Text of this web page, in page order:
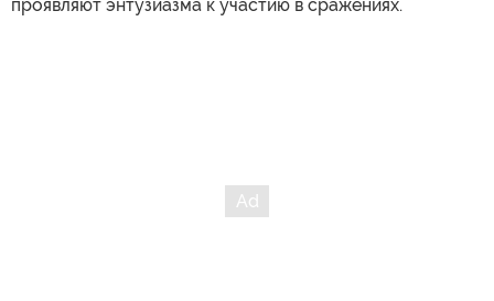
проявляют энтузиазма к участию в сражениях.